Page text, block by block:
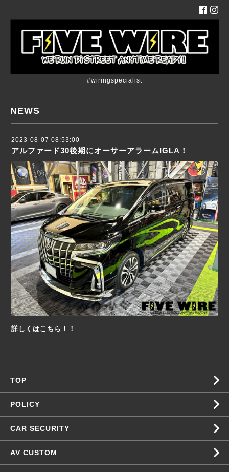
#wiringspecialist
NEWS
2023-08-07 08:53:00
アルファード30後期にオーサーアラームIGLA！
詳しくはこちら！！
TOP
POLICY
CAR SECURITY
AV CUSTOM